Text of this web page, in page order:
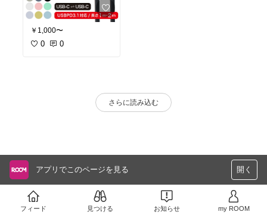
￥1,000〜
0 0
さらに読み込む
アプリでこのページを見る 開く
フィード 見つける お知らせ my ROOM